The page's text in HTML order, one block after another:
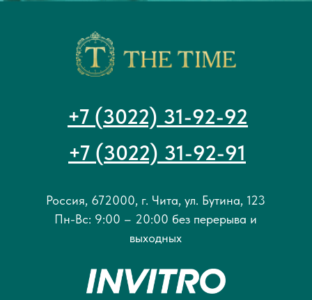
Россия, 672000, г. Чита, ул. Бутина, 123
Пн-Вс: 9:00 – 20:00 без перерыва и
выходных
+7 (3022) 31-92-92
+7 (3022) 31-92-91